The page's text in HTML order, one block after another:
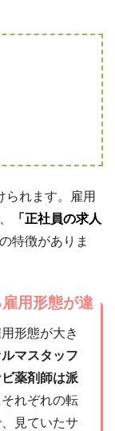
られます。雇用
「正社員の求人
特徴がありま
用形態が違
形態が大き
マスタッフ
薬剤師は派
れぞれの転
見ていたサ